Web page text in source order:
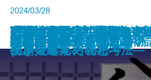
令和元年のテロリズム
ごんぎつね でんでんむ
しみ―新美南吉傑作選―
古くてあたらしい仕事
絆―棋士たち 師弟の物
ごんぎつねの夢
小説8050
AI監獄ウイグル
夜の人々
可能性の怪物 文豪とア
ト短編集
VR浮遊館の謎―探偵AIの
ディープラーニング―
2024/03/28
文庫電子書籍あり
公孫龍 巻一 青龍篇
上野アンダーグラウンド
おカネの教室―僕らがお
ラブで学んだ秘密―
羅城門に啼く
「科学的」は武器にな
生き抜くための思考法―
放浪・雪の夜―織田作之
―
(霊媒の話より)題未定―
初期短編集―
空白の意匠―初期ミステ
(二)―
わたしの名前を消さない
幽世の薬剤師6